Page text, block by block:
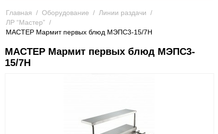
Главная / Оборудование / Линии раздачи /
ЛР “Мастер” /
МАСТЕР Мармит первых блюд МЭПС3-15/7Н
МАСТЕР Мармит первых блюд МЭПС3-
15/7Н